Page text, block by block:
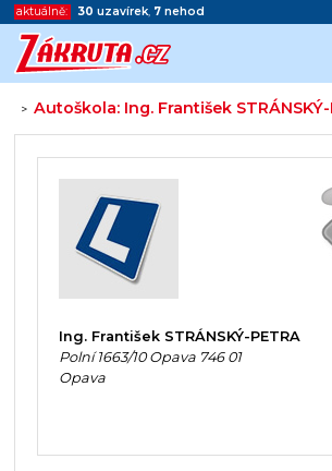
aktuálně: 30 uzavírek, 7 nehod
>Autoškola: Ing. František
Začátek reklamy
Konec reklamy
Ing. František STRÁNSKÝ-PETRA
Polní 1663/10 Opava 746 01
Opava